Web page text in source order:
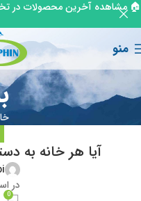
منو
آیا هر خانه به
در
0
🏠 مشاهده آخرین محصولات در